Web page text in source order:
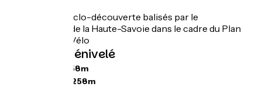
Itinéraire de cyclo-découverte balisés par le
Département de la Haute-Savoie dans le cadre du Plan
Haute-Savoie Vélo
Pentes et dénivelé
1258m
1258m